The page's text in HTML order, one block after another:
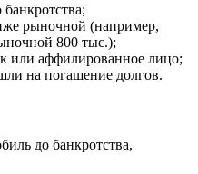
рыночной (например,
800 тыс.);
или аффилированное лицо;
на погашение долгов.
до банкротства,